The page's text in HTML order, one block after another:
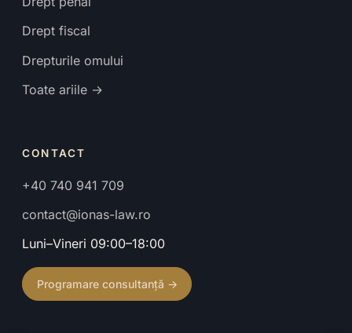
Drept fiscal
Drepturile omului
Toate ariile →
CONTACT
+40 740 941 709
contact@ionas-law.ro
Luni–Vineri 09:00–18:00
Programare consultanță →